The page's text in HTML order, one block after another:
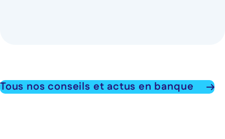
Tous nos conseils et actus en banque